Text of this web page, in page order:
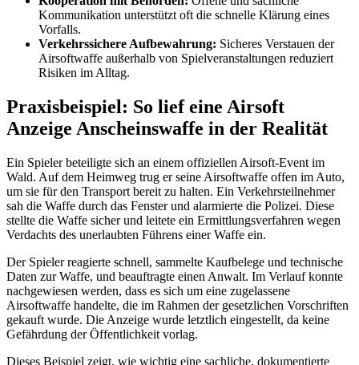
Kommunikation unterstützt oft die schnelle Klärung eines
Vorfalls.
Verkehrssichere Aufbewahrung: Sicheres Verstauen der
Airsoftwaffe außerhalb von Spielveranstaltungen reduziert
Risiken im Alltag.
Praxisbeispiel: So lief eine Airsoft
Anzeige Anscheinswaffe in der Realität
Ein Spieler beteiligte sich an einem offiziellen Airsoft-Event im
Wald. Auf dem Heimweg trug er seine Airsoftwaffe offen im Auto,
um sie für den Transport bereit zu halten. Ein Verkehrsteilnehmer
sah die Waffe durch das Fenster und alarmierte die Polizei. Diese
stellte die Waffe sicher und leitete ein Ermittlungsverfahren wegen
Verdachts des unerlaubten Führens einer Waffe ein.
Der Spieler reagierte schnell, sammelte Kaufbelege und technische
Daten zur Waffe, und beauftragte einen Anwalt. Im Verlauf konnte
nachgewiesen werden, dass es sich um eine zugelassene
Airsoftwaffe handelte, die im Rahmen der gesetzlichen Vorschriften
gekauft wurde. Die Anzeige wurde letztlich eingestellt, da keine
Gefährdung der Öffentlichkeit vorlag.
Dieses Beispiel zeigt, wie wichtig eine sachliche, dokumentierte